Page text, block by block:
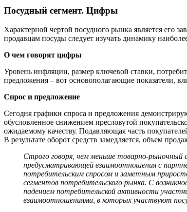
Посудный сегмент. Цифры
Характерной чертой посудного рынка является его
продавцам посуды следует изучать динамику
О чем говорят цифры
Уровень инфляции, размер ключевой ставки,
предложения – вот основополагающие показатели,
Спрос и предложение
Сегодня графики спроса и предложения
обусловленное снижением пресловутой
ожидаемому качеству. Подавляющая часть
В результате оборот средств замедляется, объем
Строго говоря, чем меньше товарно-рыночный
предусматривающей взаимоотношения с
потребительским спросом и заметным
сегментов потребительского рынка. С
падением потребительской активности
взаимоотношениями, в которых участвуют